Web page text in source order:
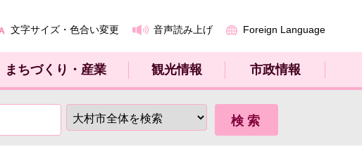
文字サイズ・色合い変更 音声読み上げ Foreign Language
まちづくり・産業 観光情報 市政情報